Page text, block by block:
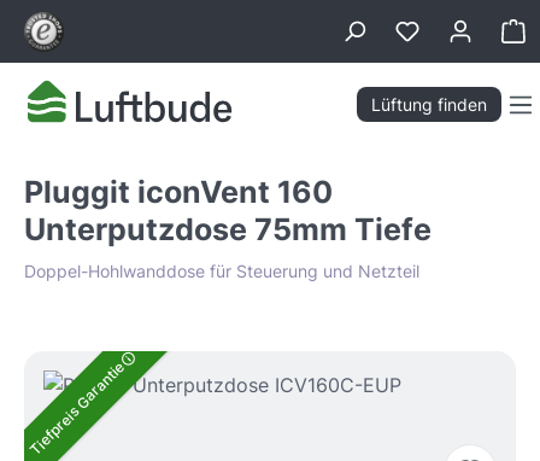
springen
Lüftung finden
Pluggit iconVent 160
Unterputzdose 75mm Tiefe
Doppel-Hohlwanddose für Steuerung und Netzteil
Bildergalerie überspringen
Tiefpreis Garantie